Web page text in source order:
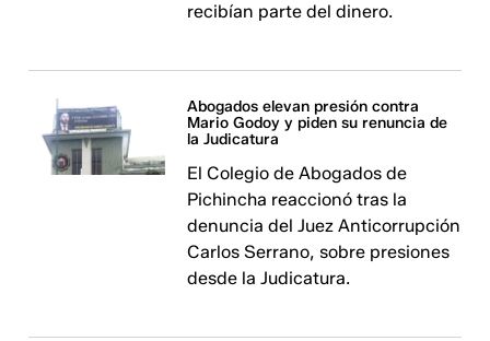
recibían parte del dinero.
Abogados elevan presión contra
Mario Godoy y piden su renuncia de
la Judicatura
El Colegio de Abogados de
Pichincha reaccionó tras la
denuncia del Juez Anticorrupción
Carlos Serrano, sobre presiones
desde la Judicatura.